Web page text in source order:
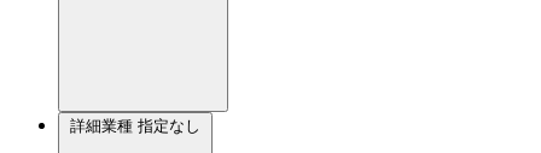
詳細業種 指定なし